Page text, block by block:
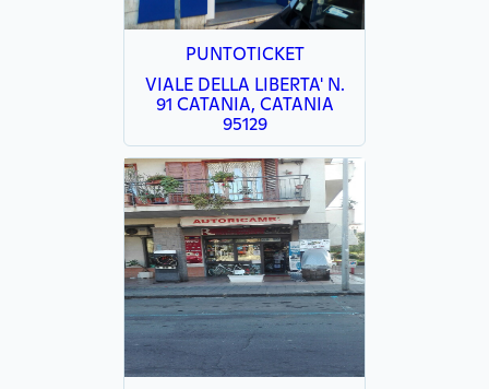
PUNTOTICKET
VIALE DELLA LIBERTA' N.
91 CATANIA, CATANIA
95129